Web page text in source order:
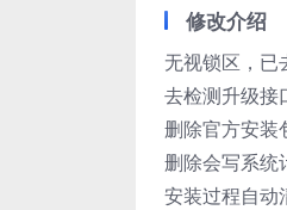
修改介绍
无视锁区，已
去检测升级接
删除官方安装
删除会写系统
安装过程自动